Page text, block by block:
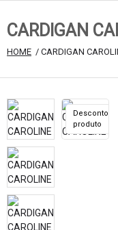
CARDIGAN
HOME / CARDIGAN
Desconto
produto